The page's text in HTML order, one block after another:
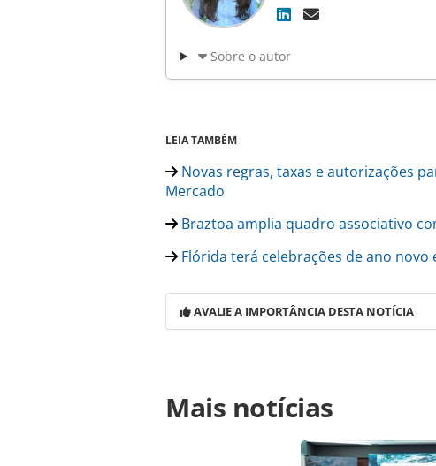
Sobre o autor
LEIA TAMBÉM
Novas regras, taxas e autorizações
Mercado
Braztoa amplia quadro associativo
Flórida terá celebrações de ano
AVALIE A IMPORTÂNCIA DESTA NOTÍCIA
https://www.panrotas.com.br/mercado/
eua-em-evidencia-em-campanha-
página. Todo o conteúdo produzido pela
brasileira sobre direito autoral. Não
Mais notícias